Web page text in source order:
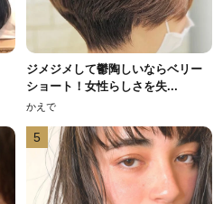
ジメジメして鬱陶しいならベリー
ショート！女性らしさを失...
かえで
5